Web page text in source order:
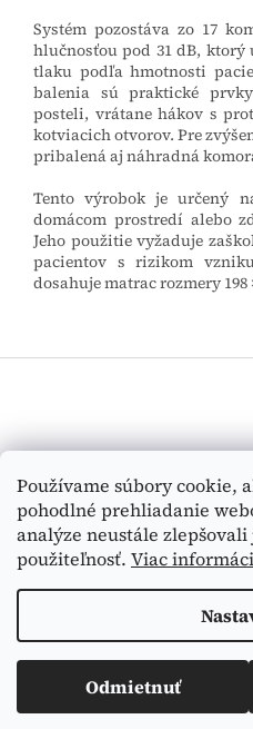
Používame súbory cookie,
pohodlné prehliadanie
analýze neustále
použiteľnosť. Viac
Odmietnuť
Systém pozostáva zo 17
hlučnosťou pod 31 dB, ktorý
tlaku podľa hmotnosti
balenia sú praktické
posteli, vrátane hákov s
kotviacich otvorov. Pre
pribalená aj náhradná
Tento výrobok je určený
domácom prostredí alebo
Jeho použitie vyžaduje
pacientov s rizikom
dosahuje matrac rozmery 198
ä
Copyright 2026Medi-Tex